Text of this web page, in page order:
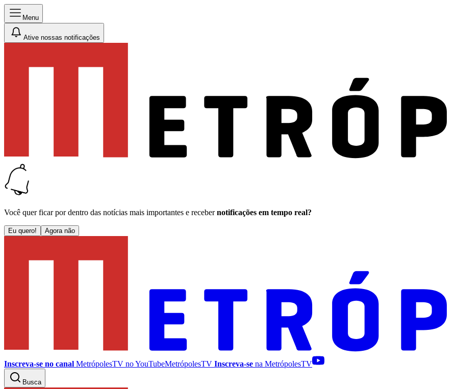
Menu
Ative nossas notificações
Você quer ficar por dentro das notícias mais importantes e receber notificações em tempo real?
Eu quero! Agora não
Inscreva-se no canal MetrópolesTV noYouTubeMetrópolesTV Inscreva-se na MetrópolesTV
Busca